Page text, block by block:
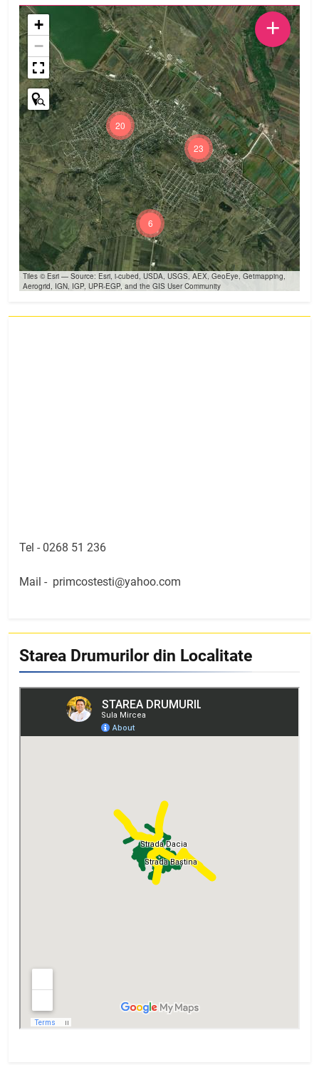
23
20
6
+
−
Tiles © Esri — Source: Esri, i-cubed, USDA, USGS, AEX, GeoEye, Getmapping,
Aerogrid, IGN, IGP, UPR-EGP, and the GIS User Community
+
Tel - 0268 51 236
Mail - primcostesti@yahoo.com
Starea Drumurilor din Localitate